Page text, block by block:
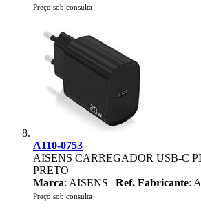
Preço sob consulta
A110-0753
AISENS CARREGADOR USB-C
PRETO
Marca: AISENS | Ref. Fabricante:
Preço sob consulta